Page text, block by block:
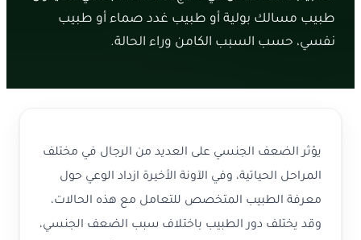
طبيب مسالك بولية أو طبيب غدد صماء أو طبيب
نفسي، حسب السبب الكامن وراء الحالة.
يؤثر الضعف الجنسي على العديد من الرجال في مختلف
المراحل الحياتية، وفي الآونة الأخيرة ازداد الوعي حول
معرفة الطبيب المتخصص للتعامل مع هذه الحالات،
وقد يختلف دور الطبيب باختلاف سبب الضعف الجنسي،